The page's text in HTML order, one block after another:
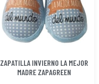
ZAPATILLA INVIERNO LA MEJOR
MADRE ZAPAGREEN